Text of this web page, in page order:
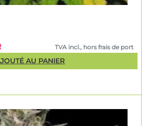
TVA incl., hors frais de port
AU PANIER